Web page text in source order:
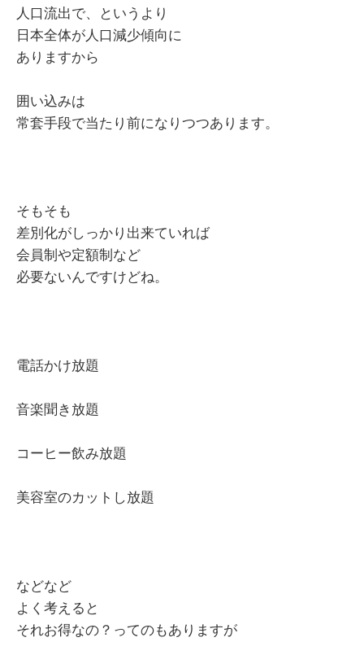
人口流出で、というより
日本全体が人口減少傾向に
ありますから
囲い込みは
常套手段で当たり前になりつつあります。
そもそも
差別化がしっかり出来ていれば
会員制や定額制など
必要ないんですけどね。
電話かけ放題
音楽聞き放題
コーヒー飲み放題
美容室のカットし放題
などなど
よく考えると
それお得なの？ってのもありますが